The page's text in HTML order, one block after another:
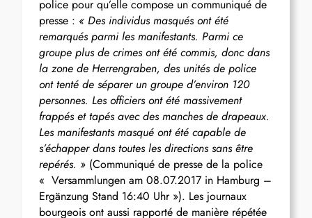
police pour qu’elle compose un communiqué de
presse : « Des individus masqués ont été
remarqués parmi les manifestants. Parmi ce
groupe plus de crimes ont été commis, donc dans
la zone de Herrengraben, des unités de police
ont tenté de séparer un groupe d’environ 120
personnes. Les officiers ont été massivement
frappés et tapés avec des manches de drapeaux.
Les manifestants masqué ont été capable de
s’échapper dans toutes les directions sans être
repérés. » (Communiqué de presse de la police
« Versammlungen am 08.07.2017 in Hamburg –
Ergänzung Stand 16:40 Uhr »). Les journaux
bourgeois ont aussi rapporté de manière répétée